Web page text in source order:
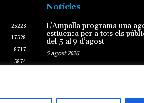
25223
17528
8717
5874
Notícies
L’Ampolla programa una
estiuenca per a tots els
del 5 al 9 d’agost
5 agost 2026